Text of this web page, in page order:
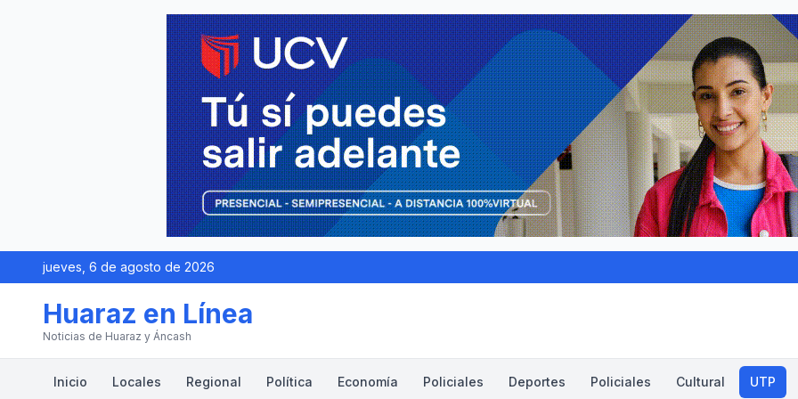
jueves, 6 de agosto de 2026
Huaraz en Línea
Noticias de Huaraz y Áncash
Inicio Locales Regional Política Economía Policiales Deportes Policiales Cultural UTP